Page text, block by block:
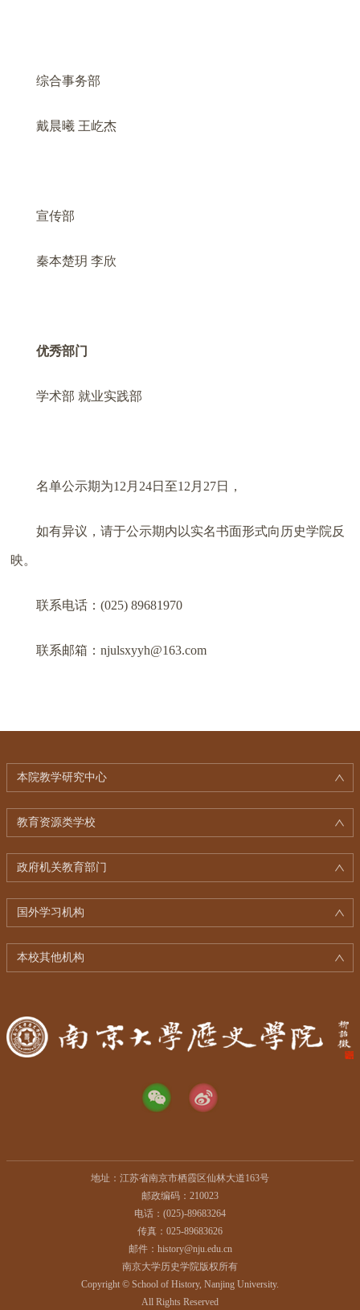
综合事务部
戴晨曦 王屹杰
宣传部
秦本楚玥 李欣
优秀部门
学术部 就业实践部
名单公示期为12 月 24日至12 月 27日，
如有异议，请于公示期内以实名书面形式向历史学院反
映。
联系电话 ： (025) 89681970
联系邮箱 ： njulsxyyh@163.com
本院教学研究中心
教育资源类学校
政府机关教育部门
国外学习机构
本校其他机构
地址：江苏省南京市栖霞区仙林大道163号
邮政编码：210023
电话：(025)-89683264
传真：025-89683626
邮件：history@nju.edu.cn
南京大学历史学院版权所有
Copyright © School of History, Nanjing University.
All Rights Reserved